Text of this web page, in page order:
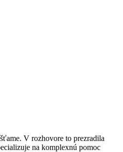
V rozhovore to prezradila
na komplexnú pomoc